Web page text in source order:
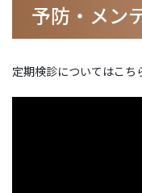
予防・メン
定期検診についてはこち